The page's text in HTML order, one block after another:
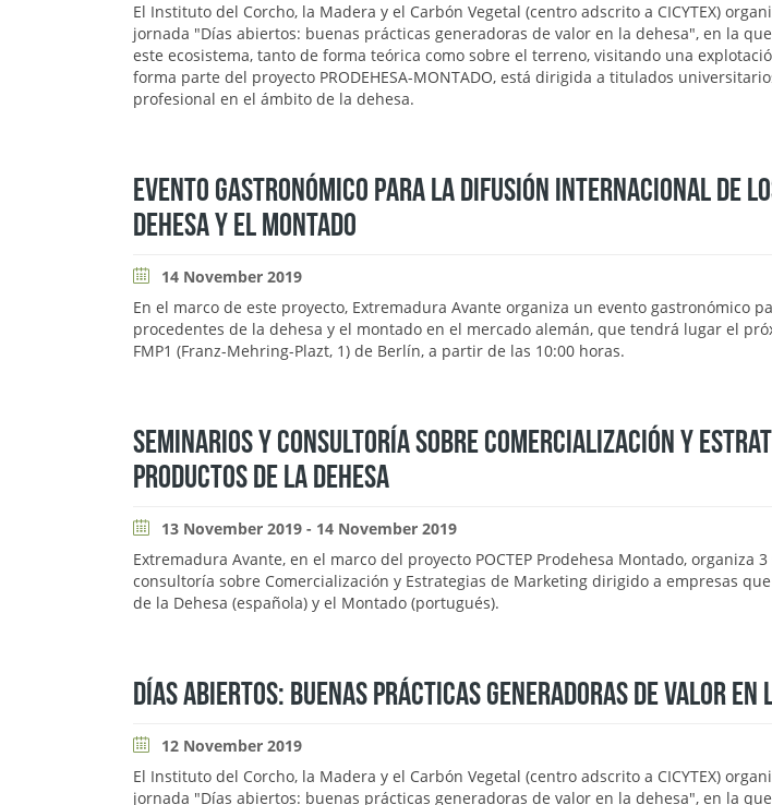
El Instituto del Corcho, la Madera y el Carbón Vegetal (centro adscrito a CICYTEX)
jornada "Días abiertos: buenas prácticas generadoras de valor en la dehesa", en la
este ecosistema, tanto de forma teórica como sobre el terreno, visitando una
forma parte del proyecto PRODEHESA-MONTADO, está dirigida a titulados
profesional en el ámbito de la dehesa.
EVENTO GASTRONÓMICO PARA LA DIFUSIÓN INTERNACIONAL DE
DEHESA Y EL MONTADO
14 November 2019
En el marco de este proyecto, Extremadura Avante organiza un evento gastronómico
procedentes de la dehesa y el montado en el mercado alemán, que tendrá lugar el
FMP1 (Franz-Mehring-Plazt, 1) de Berlín, a partir de las 10:00 horas.
SEMINARIOS Y CONSULTORÍA SOBRE COMERCIALIZACIÓN Y
PRODUCTOS DE LA DEHESA
13 November 2019 - 14 November 2019
Extremadura Avante, en el marco del proyecto POCTEP Prodehesa Montado, organiza
consultoría sobre Comercialización y Estrategias de Marketing dirigido a empresas
de la Dehesa (española) y el Montado (portugués).
DÍAS ABIERTOS: BUENAS PRÁCTICAS GENERADORAS DE VALOR EN
12 November 2019
El Instituto del Corcho, la Madera y el Carbón Vegetal (centro adscrito a CICYTEX)
jornada "Días abiertos: buenas prácticas generadoras de valor en la dehesa", en la